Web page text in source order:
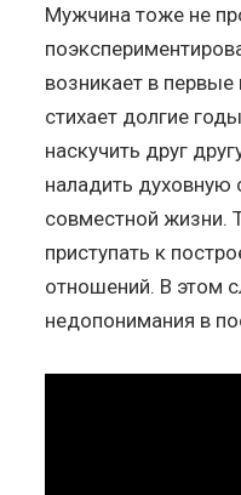
Мужчина тоже не
возникает в
стихает долгие
наскучить друг
наладить
совместной жизни.
приступать к
отношений. В этом
недопонимания в